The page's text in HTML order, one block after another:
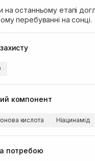
на останньому етапі
перебуванні на сонці.
компонент
кислота Ніацинамід
потребою